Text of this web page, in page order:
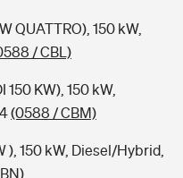
QUATTRO), 150 kW,
/ CBL)
150 KW), 150 kW,
(0588 / CBM)
), 150 kW, Diesel/Hybrid,